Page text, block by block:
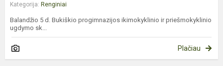
Kategorija: Renginiai
Balandžio 5 d. Bukiškio progimnazijos ikimokyklinio ir priešmokyklinio
ugdymo sk...
Plačiau